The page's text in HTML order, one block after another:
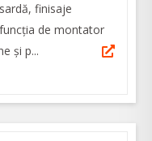
finisaje
de montator
și p...